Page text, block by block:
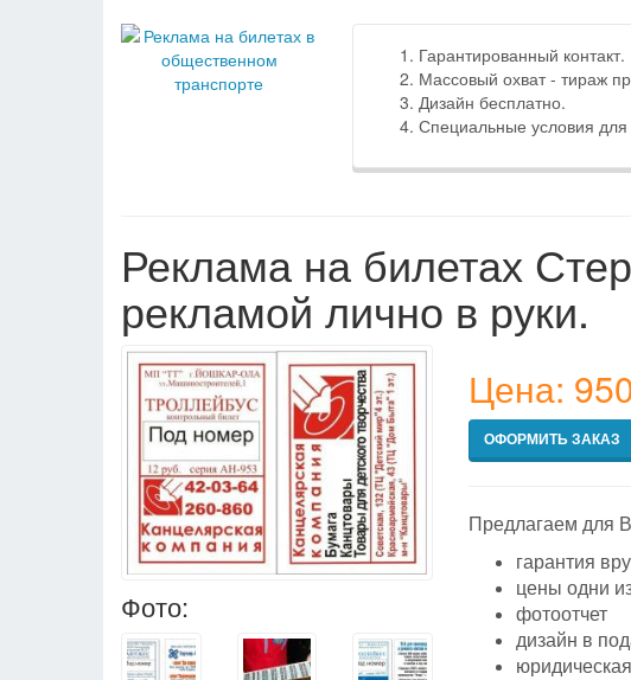
Гарантированный контакт.
Массовый охват - тираж
Дизайн бесплатно.
Специальные условия
Реклама на билетах
рекламой лично в руки.
Фото:
Цена:
ОФОРМИТЬ ЗАКАЗ
Предлагаем для
гарантия
цены одни
фотоотчет
дизайн в